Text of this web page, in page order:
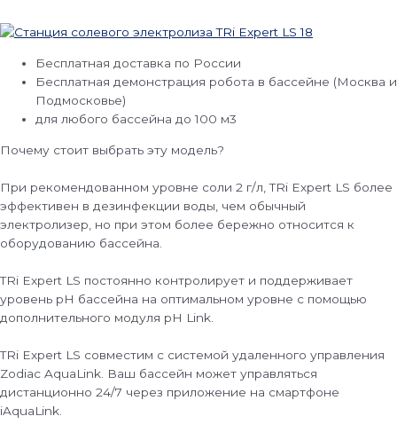
Бесплатная доставка по России
Бесплатная демонстрация робота в бассейне (Москва и
Подмосковье)
для любого бассейна до 100 м3
Почему стоит выбрать эту модель?
При рекомендованном уровне соли 2 г/л, TRi Expert LS более
эффективен в дезинфекции воды, чем обычный
электролизер, но при этом более бережно относится к
оборудованию бассейна.
TRi Expert LS постоянно контролирует и поддерживает
уровень pH бассейна на оптимальном уровне с помощью
дополнительного модуля pH Link.
TRi Expert LS совместим с системой удаленного управления
Zodiac AquaLink. Ваш бассейн может управляться
дистанционно 24/7 через приложение на смартфоне
iAquaLink.